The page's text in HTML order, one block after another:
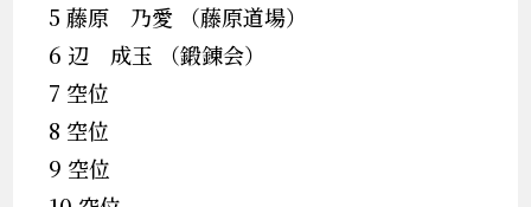
5 藤原 乃愛 （藤原道場）
6 辺 成玉 （鍛錬会）
7 空位
8 空位
9 空位